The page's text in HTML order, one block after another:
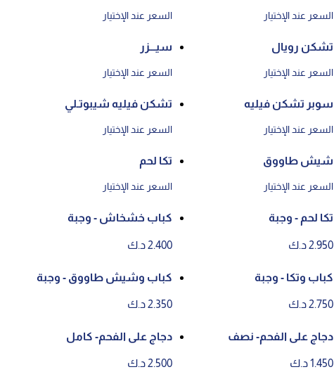
السعر عند الإختيار السعر عند الإختيار
تشكن رويال
السعر عند الإختيار
سيـــزر
السعر عند الإختيار
سوبر تشكن فيليه
السعر عند الإختيار
تشكن فيليه شيبوتـلي
السعر عند الإختيار
شيش طاووق
السعر عند الإختيار
تكا لحم
السعر عند الإختيار
تكا لحم - وجبة
2.950 د.ك
كباب خشخاش - وجبة
2.400 د.ك
كباب وتكا - وجبة
2.750 د.ك
كباب وشيش طاووق - وجبة
2.350 د.ك
دجاج على الفحم- نصف
1.450 د.ك
دجاج على الفحم- كامل
2.500 د.ك